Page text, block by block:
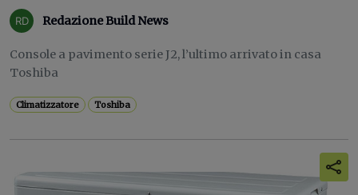
Redazione Build News
Console a pavimento serie J2, l’ultimo arrivato in casa
Toshiba
Climatizzatore Toshiba